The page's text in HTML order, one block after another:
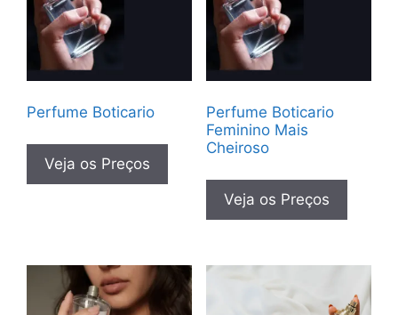
Perfume Boticario
Veja os Preços
Perfume Boticario
Feminino Mais
Cheiroso
Veja os Preços